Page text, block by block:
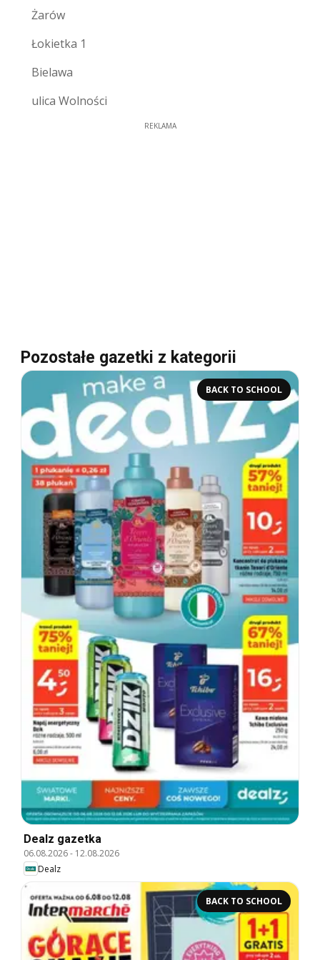
Żarów
Łokietka 1
Bielawa
ulica Wolności
REKLAMA
Pozostałe gazetki z kategorii
BACK TO SCHOOL
Dealz gazetka
06.08.2026- 12.08.2026
Dealz
BACK TO SCHOOL